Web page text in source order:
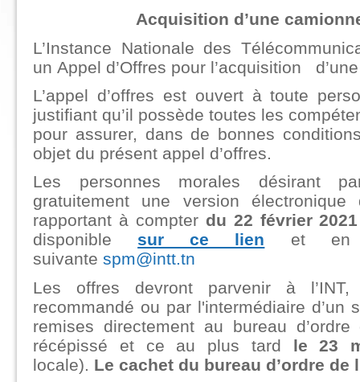
Acquisition d’une
L’Instance Nationale des
un Appel d’Offres pour l’acquisition
L’appel d’offres est ouvert à toute
justifiant qu’il possède toutes les
pour assurer, dans de bonnes
objet du présent appel d’offres.
Les personnes morales désirant
gratuitement une version
rapportant à compter du 22 février
disponible sur ce lien et en
suivante spm@intt.tn
Les offres devront parvenir à
recommandé ou par l'intermédiaire d’un
remises directement au bureau
récépissé et ce au plus tard le 23
locale). Le cachet du bureau d’ordre de